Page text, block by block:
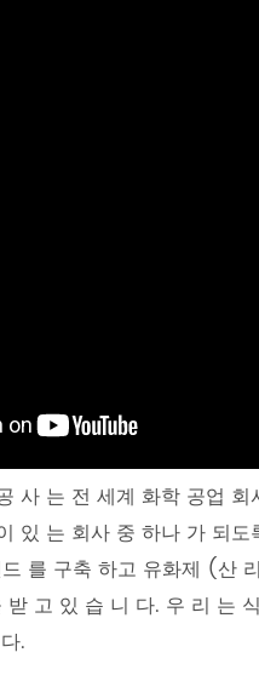
사 는 전 세계 화학 공업
있 는 회사 중 하나 가 되
를 구축 하고 유화제 (산
고 있 습 니 다. 우 리 는
.